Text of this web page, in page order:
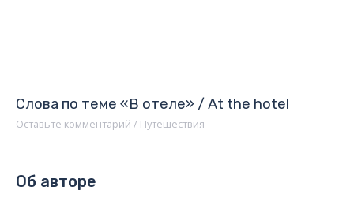
Слова по теме «В отеле» / At the hotel
Оставьте комментарий / Путешествия
Об авторе